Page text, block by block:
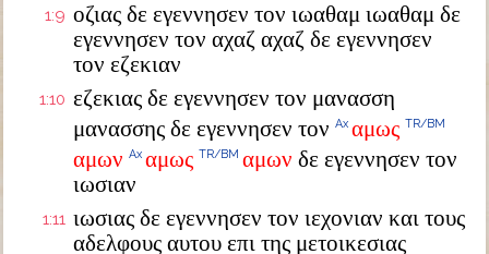
1:9 οζιας δε εγεννησεν τον ιωαθαμ ιωαθαμ δε
εγεννησεν τον αχαζ αχαζ δε εγεννησεν
τον εζεκιαν
1:10 εζεκιας δε εγεννησεν τον μανασση
μανασσης δε εγεννησεν τον Ax αμως TR/BM
αμων Ax αμως TR/BM αμων δε εγεννησεν τον
ιωσιαν
1:11 ιωσιας δε εγεννησεν τον ιεχονιαν και τους
αδελφους αυτου επι της μετοικεσιας